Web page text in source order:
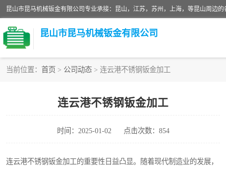
昆山市昆马机械钣金有限公司
当前位置： 首页 > 公司动态 > 连云港不锈钢钣金加工
连云港不锈钢钣金加工
时间：2025-01-02 点击次数：854
连云港不锈钢钣金加工的重要性日益凸显。随着现代制造业的发展，
不锈钢钣金加工
中纤板钣金加工